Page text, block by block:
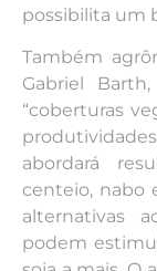
possibilita um
Também
Gabriel
“coberturas
abordará
centeio, nabo
alternativas
podem